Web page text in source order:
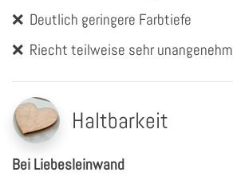
❌ Deutlich geringere Farbtiefe
❌ Riecht teilweise sehr unangenehm
Haltbarkeit
Bei Liebesleinwand